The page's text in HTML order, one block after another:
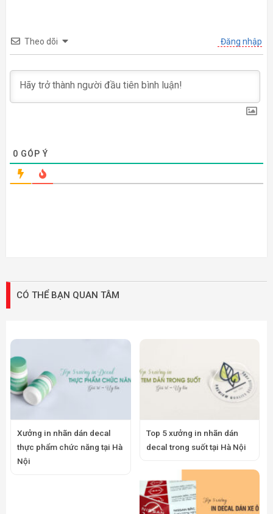
Theo dõi Đăng nhập
0 GÓP Ý
CÓ THỂ BẠN QUAN TÂM
Xưởng in nhãn dán decal
thực phẩm chức năng tại Hà
Nội
Top 5 xưởng in nhãn dán
decal trong suốt tại Hà Nội